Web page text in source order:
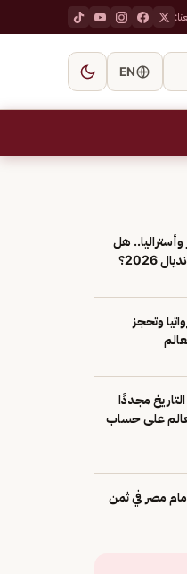
EN
وأستراليا.. هل
2026؟
وتحجز
مجددًا
على حساب
مصر في ثمن